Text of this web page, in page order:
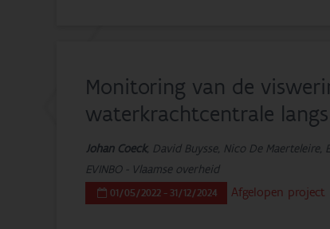
Monitoring van de
waterkrachtcentrale
Johan Coeck, David Buysse, Nico De Maerteleire,
EVINBO - Vlaamse overheid
01/05/2022 - 31/12/2024 Afgelopen project